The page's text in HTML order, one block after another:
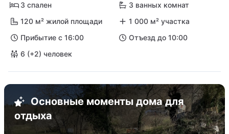
3 спален
3 ванных комнат
120 м² жилой площади
1 000 м² участка
Прибытие с 16:00
Отъезд до 10:00
6 (+2) человек
Основные моменты дома для
отдыха